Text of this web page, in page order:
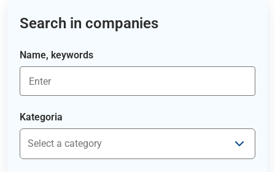
Search in companies
Name, keywords
Kategoria